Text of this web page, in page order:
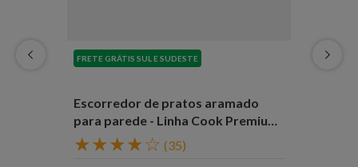
FRETE GRÁTIS SUL E SUDESTE
Escorredor de pratos aramado
para parede - Linha Cook Premium
- Não acompanha barra
★★★★☆ (35)